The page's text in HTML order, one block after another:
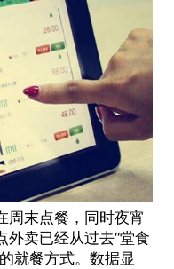
周末点餐，同时夜宵
外卖已经从过去“堂食
就餐方式。数据显